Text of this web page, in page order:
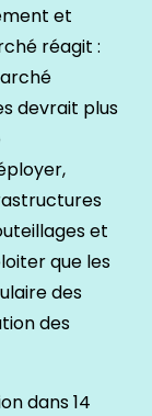
et
réagit :
devrait plus
et
que les
des
des
dans 14